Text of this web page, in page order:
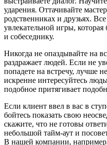
ударения. Оттачивайте
родственниках и друзьях.
увлекательной игры, которая
и собеседнику.
Никогда не опаздывайте на
раздражает людей. Если не
попадете на встречу, лучше
искренне интересуйтесь
подобное притягивает
Если клиент ввел в вас в
бойтесь показать свою
скажите, что не готовы
небольшой тайм-аут и
В нашей компании,